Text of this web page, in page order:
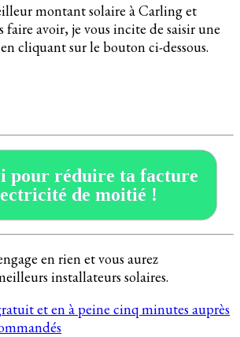
montant solaire à Carling et
faire avoir, je vous incite de saisir une
cliquant sur le bouton ci-dessous.
pour réduire ta facture
de moitié !
en rien et vous aurez
installateurs solaires.
et en à peine cinq minutes auprès